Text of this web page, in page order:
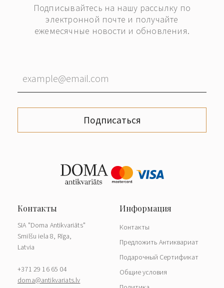
Подписывайтесь на нашу рассылку по
электронной почте и получайте
ежемесячные новости и обновления.
Подписаться
SIA "Doma Antikvariāts"
Smilšu iela 8, Rīga,
Latvia
+371 29 16 65 04
doma@antikvariats.lv
Контакты
Предложить Антиквариат
Подарочный Сертификат
Общие условия